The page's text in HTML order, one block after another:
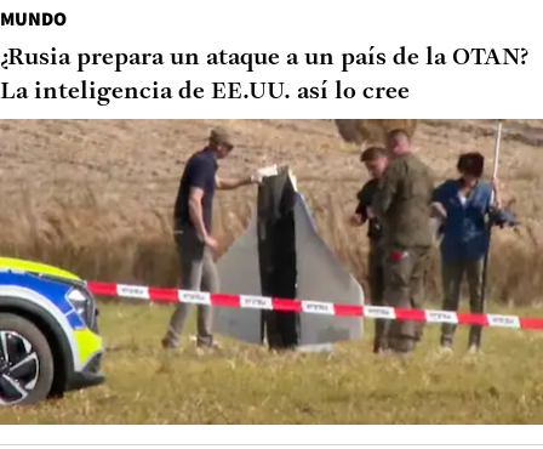
MUNDO
¿Rusia prepara un ataque a un país de la OTAN?
La inteligencia de EE.UU. así lo cree